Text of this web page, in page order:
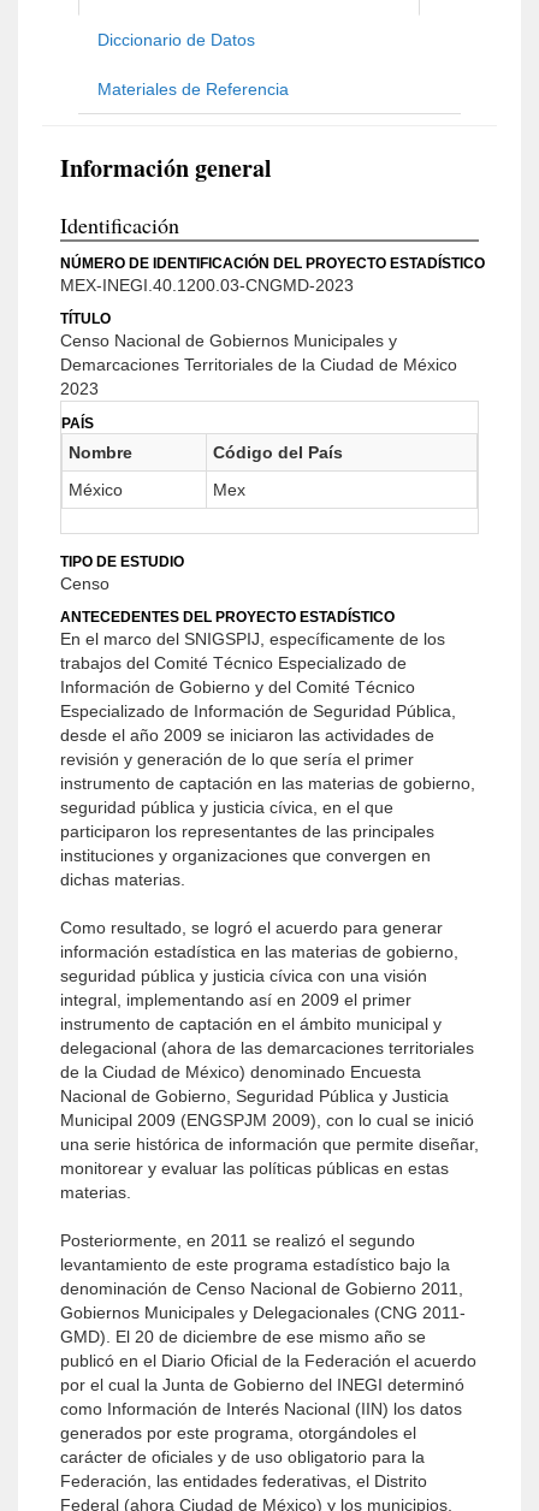
Diccionario de Datos
Materiales de Referencia
Información general
Identificación
NÚMERO DE IDENTIFICACIÓN DEL PROYECTO ESTADÍSTICO
MEX-INEGI.40.1200.03-CNGMD-2023
TÍTULO
Censo Nacional de Gobiernos Municipales y
Demarcaciones Territoriales de la Ciudad de México
2023
PAÍS
Nombre
Código del País
México
Mex
TIPO DE ESTUDIO
Censo
ANTECEDENTES DEL PROYECTO ESTADÍSTICO
En el marco del SNIGSPIJ, específicamente de los
trabajos del Comité Técnico Especializado de
Información de Gobierno y del Comité Técnico
Especializado de Información de Seguridad Pública,
desde el año 2009 se iniciaron las actividades de
revisión y generación de lo que sería el primer
instrumento de captación en las materias de gobierno,
seguridad pública y justicia cívica, en el que
participaron los representantes de las principales
instituciones y organizaciones que convergen en
dichas materias.
Como resultado, se logró el acuerdo para generar
información estadística en las materias de gobierno,
seguridad pública y justicia cívica con una visión
integral, implementando así en 2009 el primer
instrumento de captación en el ámbito municipal y
delegacional (ahora de las demarcaciones territoriales
de la Ciudad de México) denominado Encuesta
Nacional de Gobierno, Seguridad Pública y Justicia
Municipal 2009 (ENGSPJM 2009), con lo cual se inició
una serie histórica de información que permite diseñar,
monitorear y evaluar las políticas públicas en estas
materias.
Posteriormente, en 2011 se realizó el segundo
levantamiento de este programa estadístico bajo la
denominación de Censo Nacional de Gobierno 2011,
Gobiernos Municipales y Delegacionales (CNG 2011-
GMD). El 20 de diciembre de ese mismo año se
publicó en el Diario Oficial de la Federación el acuerdo
por el cual la Junta de Gobierno del INEGI determinó
como Información de Interés Nacional (IIN) los datos
generados por este programa, otorgándoles el
carácter de oficiales y de uso obligatorio para la
Federación, las entidades federativas, el Distrito
Federal (ahora Ciudad de México) y los municipios,